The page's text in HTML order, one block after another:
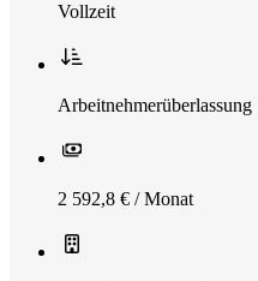
Vollzeit
Arbeitnehmerüberlassung
2 592,8 € / Monat